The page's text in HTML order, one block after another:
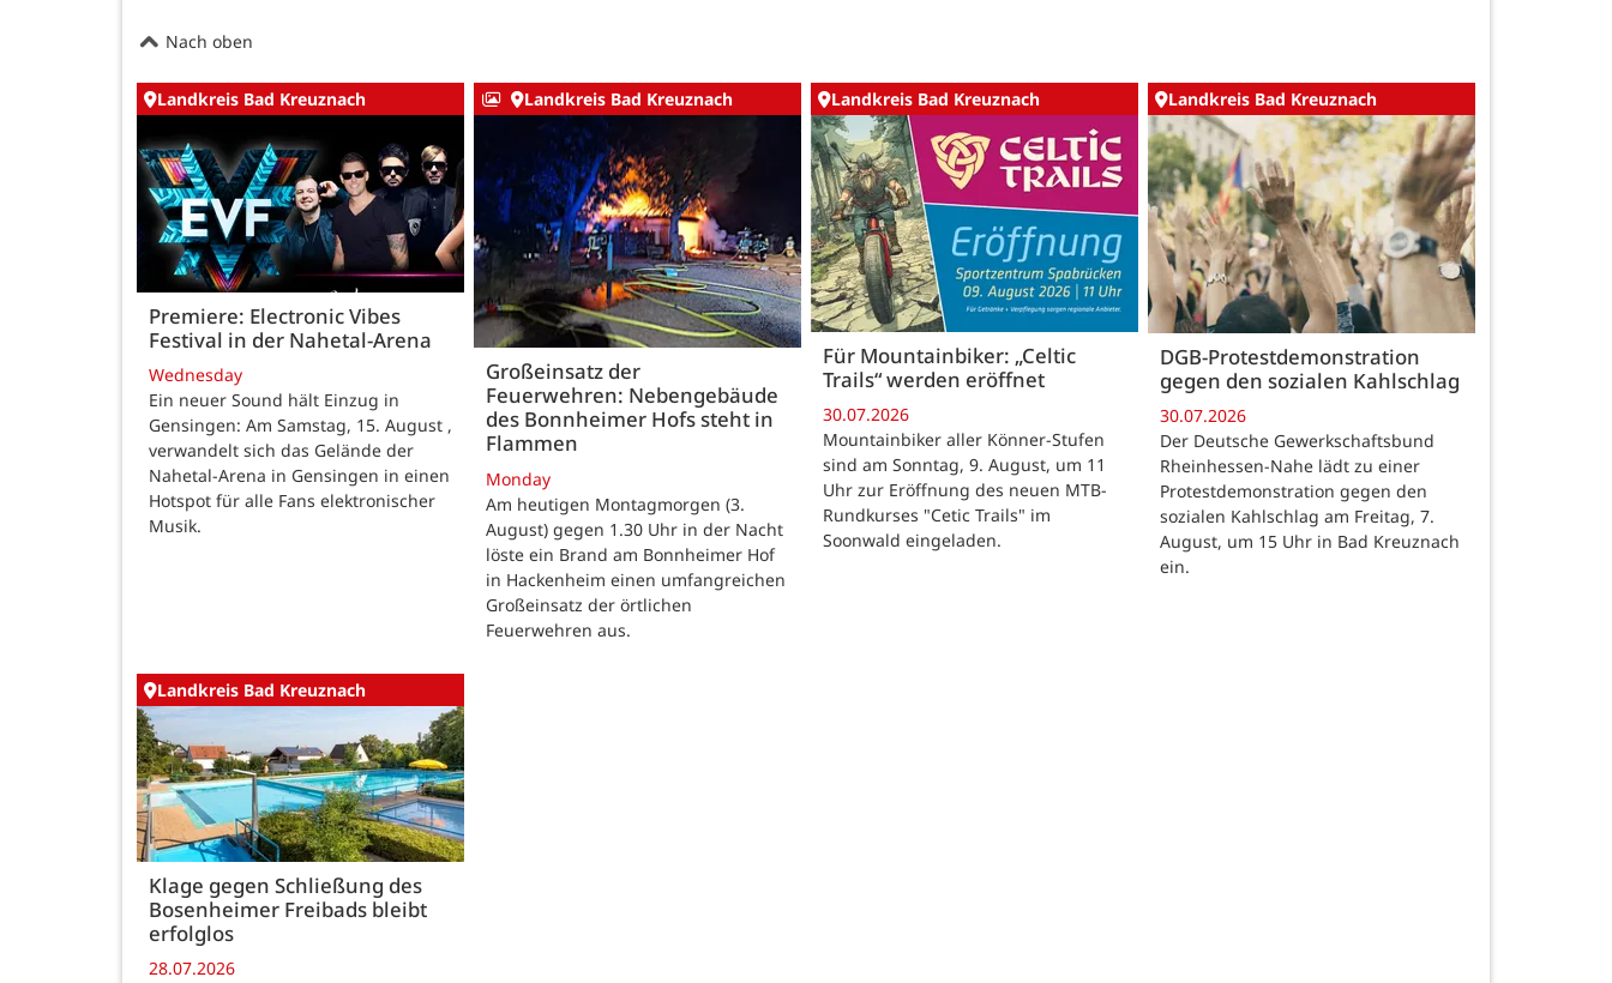
Nach oben
Landkreis Bad Kreuznach
Premiere: Electronic Vibes
Festival in der Nahetal-Arena
Wednesday
Ein neuer Sound hält Einzug in
Gensingen: Am Samstag, 15. August ,
verwandelt sich das Gelände der
Nahetal-Arena in Gensingen in einen
Hotspot für alle Fans elektronischer
Musik.
Landkreis Bad Kreuznach
Großeinsatz der
Feuerwehren: Nebengebäude
des Bonnheimer Hofs steht in
Flammen
Monday
Am heutigen Montagmorgen (3.
August) gegen 1.30 Uhr in der Nacht
löste ein Brand am Bonnheimer Hof
in Hackenheim einen umfangreichen
Großeinsatz der örtlichen
Feuerwehren aus.
Landkreis Bad Kreuznach
Für Mountainbiker: „Celtic
Trails“ werden eröffnet
30.07.2026
Mountainbiker aller Könner-Stufen
sind am Sonntag, 9. August, um 11
Uhr zur Eröffnung des neuen MTB-
Rundkurses "Cetic Trails" im
Soonwald eingeladen.
Landkreis Bad Kreuznach
DGB-Protestdemonstration
gegen den sozialen Kahlschlag
30.07.2026
Der Deutsche Gewerkschaftsbund
Rheinhessen-Nahe lädt zu einer
Protestdemonstration gegen den
sozialen Kahlschlag am Freitag, 7.
August, um 15 Uhr in Bad Kreuznach
ein.
Landkreis Bad Kreuznach
Klage gegen Schließung des
Bosenheimer Freibads bleibt
erfolglos
28.07.2026